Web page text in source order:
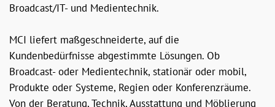
Broadcast/IT- und Medientechnik.
MCI liefert maßgeschneiderte, auf die
Kundenbedürfnisse abgestimmte Lösungen. Ob
Broadcast- oder Medientechnik, stationär oder mobil,
Produkte oder Systeme, Regien oder Konferenzräume.
Von der Beratung, Technik, Ausstattung und Möblierung